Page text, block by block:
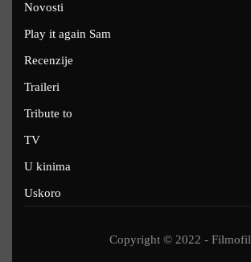
Novosti
Play it again Sam
Recenzije
Traileri
Tribute to
TV
U kinima
Uskoro
Copyright © 2022 - Filmofil